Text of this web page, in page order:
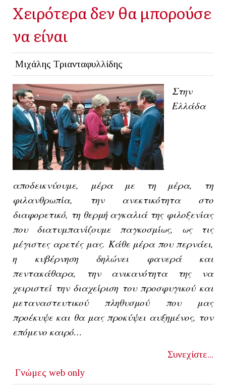
Χειρότερα δεν θα μπορούσε
να είναι
Μιχάλης Τριανταφυλλίδης
Στην
Ελλάδα
αποδεικνύουμε, μέρα με τη μέρα, τη
φιλανθρωπία, την ανεκτικότητα στο
διαφορετικό, τη θερμή αγκαλιά της φιλοξενίας
που διατυμπανίζουμε παγκοσμίως, ως τις
μέγιστες αρετές μας. Κάθε μέρα που περνάει,
η κυβέρνηση δηλώνει φανερά και
πεντακάθαρα, την ανικανότητα της να
χειριστεί την διαχείριση του προσφυγικού και
μεταναστευτικού πληθυσμού που μας
προέκυψε και θα μας προκύψει αυξημένος, τον
επόμενο καιρό…
Συνεχίστε...
Γνώμες web only